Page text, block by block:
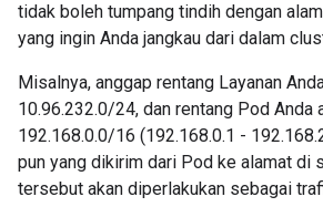
tidak boleh tumpang tindih dengan
yang ingin Anda jangkau dari dalam
Misalnya, anggap rentang Layanan
10.96.232.0/24, dan rentang Pod Anda
192.168.0.0/16 (192.168.0.1 -
pun yang dikirim dari Pod ke alamat di
tersebut akan diperlakukan sebagai